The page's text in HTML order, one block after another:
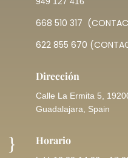
668 510 317
622 855 670
Dirección
Calle La Ermita 5,
Guadalajara, Spain
} Horario